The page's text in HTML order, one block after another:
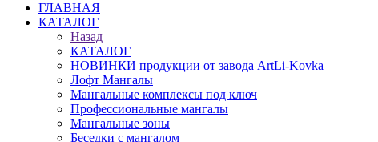
ГЛАВНАЯ
КАТАЛОГ
Назад
КАТАЛОГ
НОВИНКИ продукции от завода ArtLi-Kovka
Лофт Мангалы
Мангальные комплексы под ключ
Профессиональные мангалы
Мангальные зоны
Беседки с мангалом